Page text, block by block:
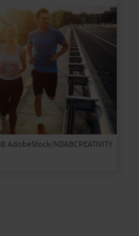
© AdobeStock/NDABCREATIVITY